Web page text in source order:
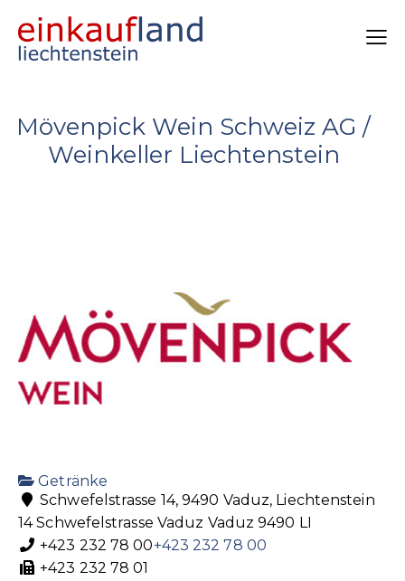
Mövenpick Wein Schweiz AG /
Weinkeller Liechtenstein
Getränke
Schwefelstrasse 14, 9490 Vaduz, Liechtenstein
14 Schwefelstrasse Vaduz Vaduz 9490 LI
+423 232 78 00+423 232 78 00
+423 232 78 01